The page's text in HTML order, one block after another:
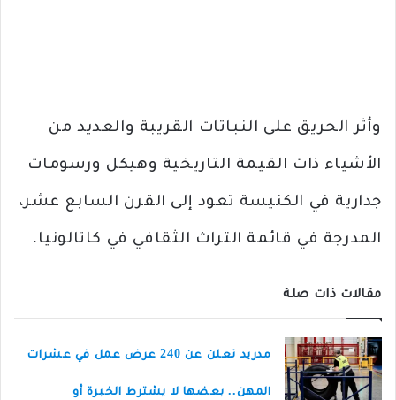
وأثر الحريق على النباتات القريبة والعديد من
الأشياء ذات القيمة التاريخية وهيكل ورسومات
جدارية في الكنيسة تعود إلى القرن السابع عشر،
المدرجة في قائمة التراث الثقافي في كاتالونيا.
مقالات ذات صلة
مدريد تعلن عن 240 عرض عمل في عشرات
المهن.. بعضها لا يشترط الخبرة أو